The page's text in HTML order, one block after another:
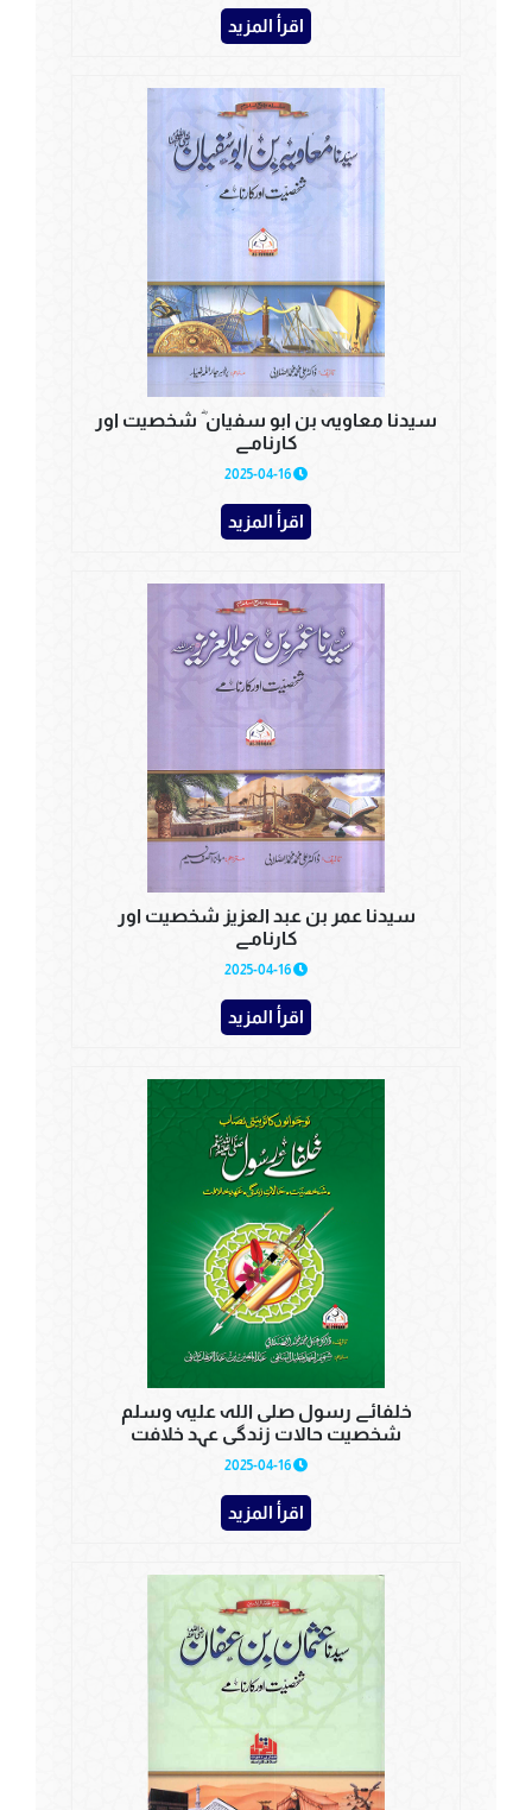
اقرأ المزيد
سیدنا معاویہ بن ابو سفیان ؓ شخصیت اور
کارنامے
اقرأ المزيد
سیدنا عمر بن عبد العزیز شخصیت اور
کارنامے
اقرأ المزيد
خلفائے رسول صلی اللہ علیہ وسلم
شخصیت حالات زندگی عہد خلافت
اقرأ المزيد